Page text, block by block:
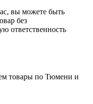
вы можете быть
без
ответственность
товары по Тюмени и